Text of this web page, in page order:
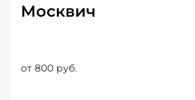
Москвич
от 800 руб.